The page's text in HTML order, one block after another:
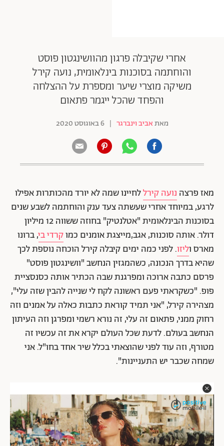
חופש
תוכן מקודם
אחרי שקיבלה פרגון מהוושינגטון פוסט
והוחתמה בסוכנות בינלאומית, נועה קירל
משיקה מוצרי שיער ומספרת על ההצלחה
והפחד שהכל ייגמר פתאום
מאתאביב וינברגר | 6 באוגוסט 2020
מאז פרצה נועה קירללחיינו שמה לא יורד מהכותרות אפילו
לרגע, במיוחד אחרי שעשתה צעד ענק והוחתמה לשבע שנים
בסוכנות הבינלאומית "אטלנטיק" בחוזה ששווה 12 מיליון
דולר. אותה סוכנות, אגב,מייצגת אומנים כמוקרדי בי, ברונו
מארס וליזו. לפני כמה ימים קיבלה קירל הוכחה נוספת לכך
שהיא בדרך הנכונה, כשהמגזין הנחשב "וושינגטון פוסט"
פרסם כתבה ארוכה ומפרגנת שבה הכתיר אותה כסנסציית
פופ. "כשקראתי פעם ראשונה לקח לי שנייה להבין שזה עלי",
מצהירה קירל, "אני תמיד קוראת כתבות כאלה על אמנים וזה
רחוק ממני, פתאום זה עלי, זה נורא רשמי ומפרגן וזה העיתון
הנחשב בעולם. לדעת שכל העולם יקרא את זה עכשיו זה
מטורף, וזה עוד לפני שהוצאתי בכלל שיר אחד בחו"ל. אני
שמחה שכבר יש התעניינות".